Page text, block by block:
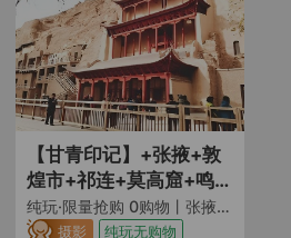
【甘青印记】+张掖+敦
煌市+祁连+莫高窟+鸣沙
山月牙泉+大柴旦翡翠湖
+生命树打卡基地+察尔
纯玩·限量抢购 0购物丨张掖直飞往返 甘青大环线 包机专享丨升级1晚宿携程网评4钻酒店+特别安排1晚宿星空房 10人以上升级豪华2+1陆地头等舱用车 航拍+藏服换装骑马拍照体验
摄影 纯玩无购物